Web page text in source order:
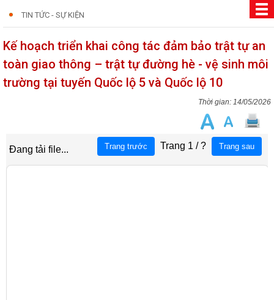
TIN TỨC - SỰ KIỆN
Kế hoạch triển khai công tác đảm bảo trật tự an
toàn giao thông – trật tự đường hè - vệ sinh môi
trường tại tuyến Quốc lộ 5 và Quốc lộ 10
14/05/2026